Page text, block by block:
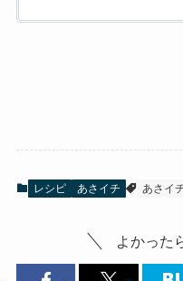
レシピ あさイチ あさイ
よかった